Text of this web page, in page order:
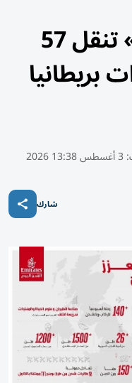
«الإمارات للشحن» تنقل 57
3 أغسطس 13:38 2026
شارك